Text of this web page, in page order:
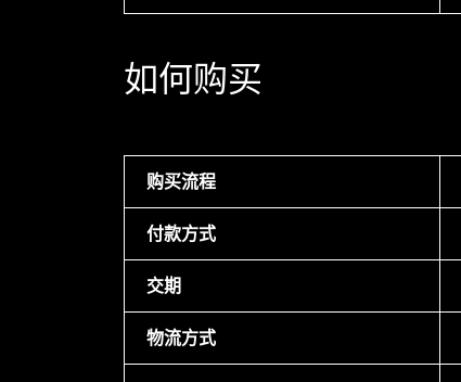
如何购买
购买流程
付款方式
交期
物流方式